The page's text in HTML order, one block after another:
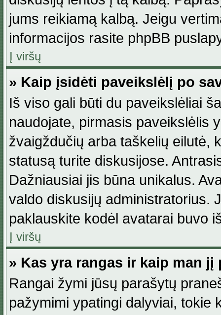
jums reikiamą kalbą. Jeigu
informacijos rasite phpBB
Į viršų
» Kaip įsidėti paveikslėlį po
Iš viso gali būti du paveikslėliai
naudojate, pirmasis paveikslėlis
žvaigždučių arba taškelių eilutė,
statusą turite diskusijose.
Dažniausiai jis būna unikalus.
valdo diskusijų administratorius.
paklauskite kodėl avatarai buvo
Į viršų
» Kas yra rangas ir kaip man jį
Rangai žymi jūsų parašytų
pažymimi ypatingi dalyviai, tokie